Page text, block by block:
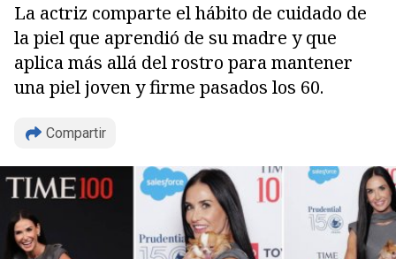
La actriz comparte el hábito de cuidado de
la piel que aprendió de su madre y que
aplica más allá del rostro para mantener
una piel joven y firme pasados los 60.
Compartir